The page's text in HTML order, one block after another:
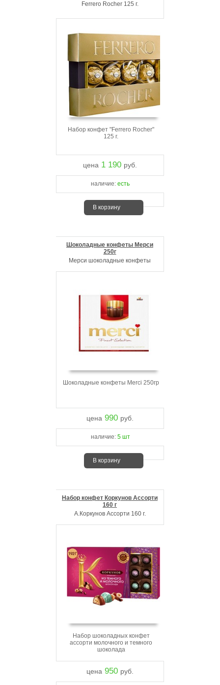
Ferrero Rocher 125 г.
Набор конфет "Ferrero Rocher"
125 г.
цена1 190 руб.
наличие: есть
В корзину
Шоколадные конфеты Мерси
250г
Мерси шоколадные конфеты
Шоколадные конфеты Merci 250гр
цена990 руб.
наличие: 5 шт
В корзину
Набор конфет Коркунов Ассорти
160 г
А.Коркунов Ассорти 160 г.
Набор шоколадных конфет
ассорти молочного и темного
шоколада
цена950 руб.